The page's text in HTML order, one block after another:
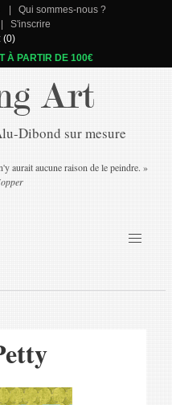
Qui sommes-nous ?
S'inscrire
(0)
À PARTIR DE 100€
Art
Dibond sur mesure
aurait aucune raison de le peindre. »